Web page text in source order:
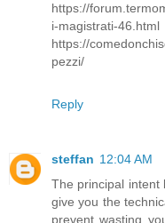
https://
i-magistrati-46.html
https://
pezzi/
Reply
steffan 12:04 AM
The principal intent
give you the
prevent wasting